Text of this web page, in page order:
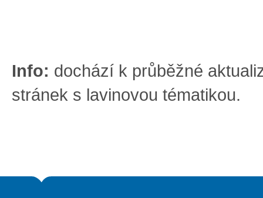
Info: dochází k průběžné
stránek s lavinovou tématikou.